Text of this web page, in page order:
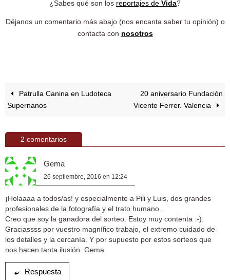
¿Sabes qué son los reportajes de Vida?
Déjanos un comentario más abajo (nos encanta saber tu opinión) o
contacta con nosotros
Patrulla Canina en Ludoteca
Supernanos
20 aniversario Fundación
Vicente Ferrer. Valencia
2 comentarios
Gema
26 septiembre, 2016 en 12:24
¡Holaaaa a todos/as! y especialmente a Pili y Luis, dos grandes
profesionales de la fotografía y el trato humano.
Creo que soy la ganadora del sorteo. Estoy muy contenta :-).
Graciassss por vuestro magnífico trabajo, el extremo cuidado de
los detalles y la cercanía. Y por supuesto por estos sorteos que
nos hacen tanta ilusión. Gema
Respuesta